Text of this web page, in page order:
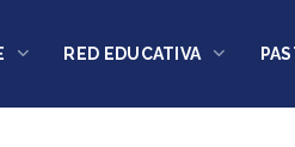
RED EDUCATIVA